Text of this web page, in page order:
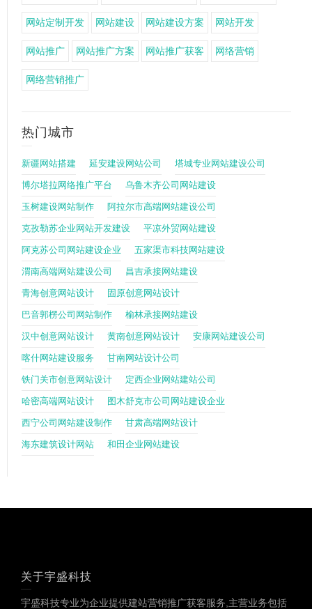
网站定制开发 网站建设 网站建设方案 网站开发
网站推广 网站推广方案 网站推广获客 网络营销
网络营销推广
热门城市
新疆网站搭建 延安建设网站公司 塔城专业网站建设公司
博尔塔拉网络推广平台 乌鲁木齐公司网站建设
玉树建设网站制作 阿拉尔市高端网站建设公司
克孜勒苏企业网站开发建设 平凉外贸网站建设
阿克苏公司网站建设企业 五家渠市科技网站建设
渭南高端网站建设公司 昌吉承接网站建设
青海创意网站设计 固原创意网站设计
巴音郭楞公司网站制作 榆林承接网站建设
汉中创意网站设计 黄南创意网站设计 安康网站建设公司
喀什网站建设服务 甘南网站设计公司
铁门关市创意网站设计 定西企业网站建站公司
哈密高端网站设计 图木舒克市公司网站建设企业
西宁公司网站建设制作 甘肃高端网站设计
海东建筑设计网站 和田企业网站建设
关于宇盛科技
宇盛科技专业为企业提供建站营销推广获客服务,主营业务包括